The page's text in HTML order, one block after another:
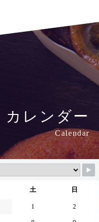
カレンダー
Calendar
土 日
1 2